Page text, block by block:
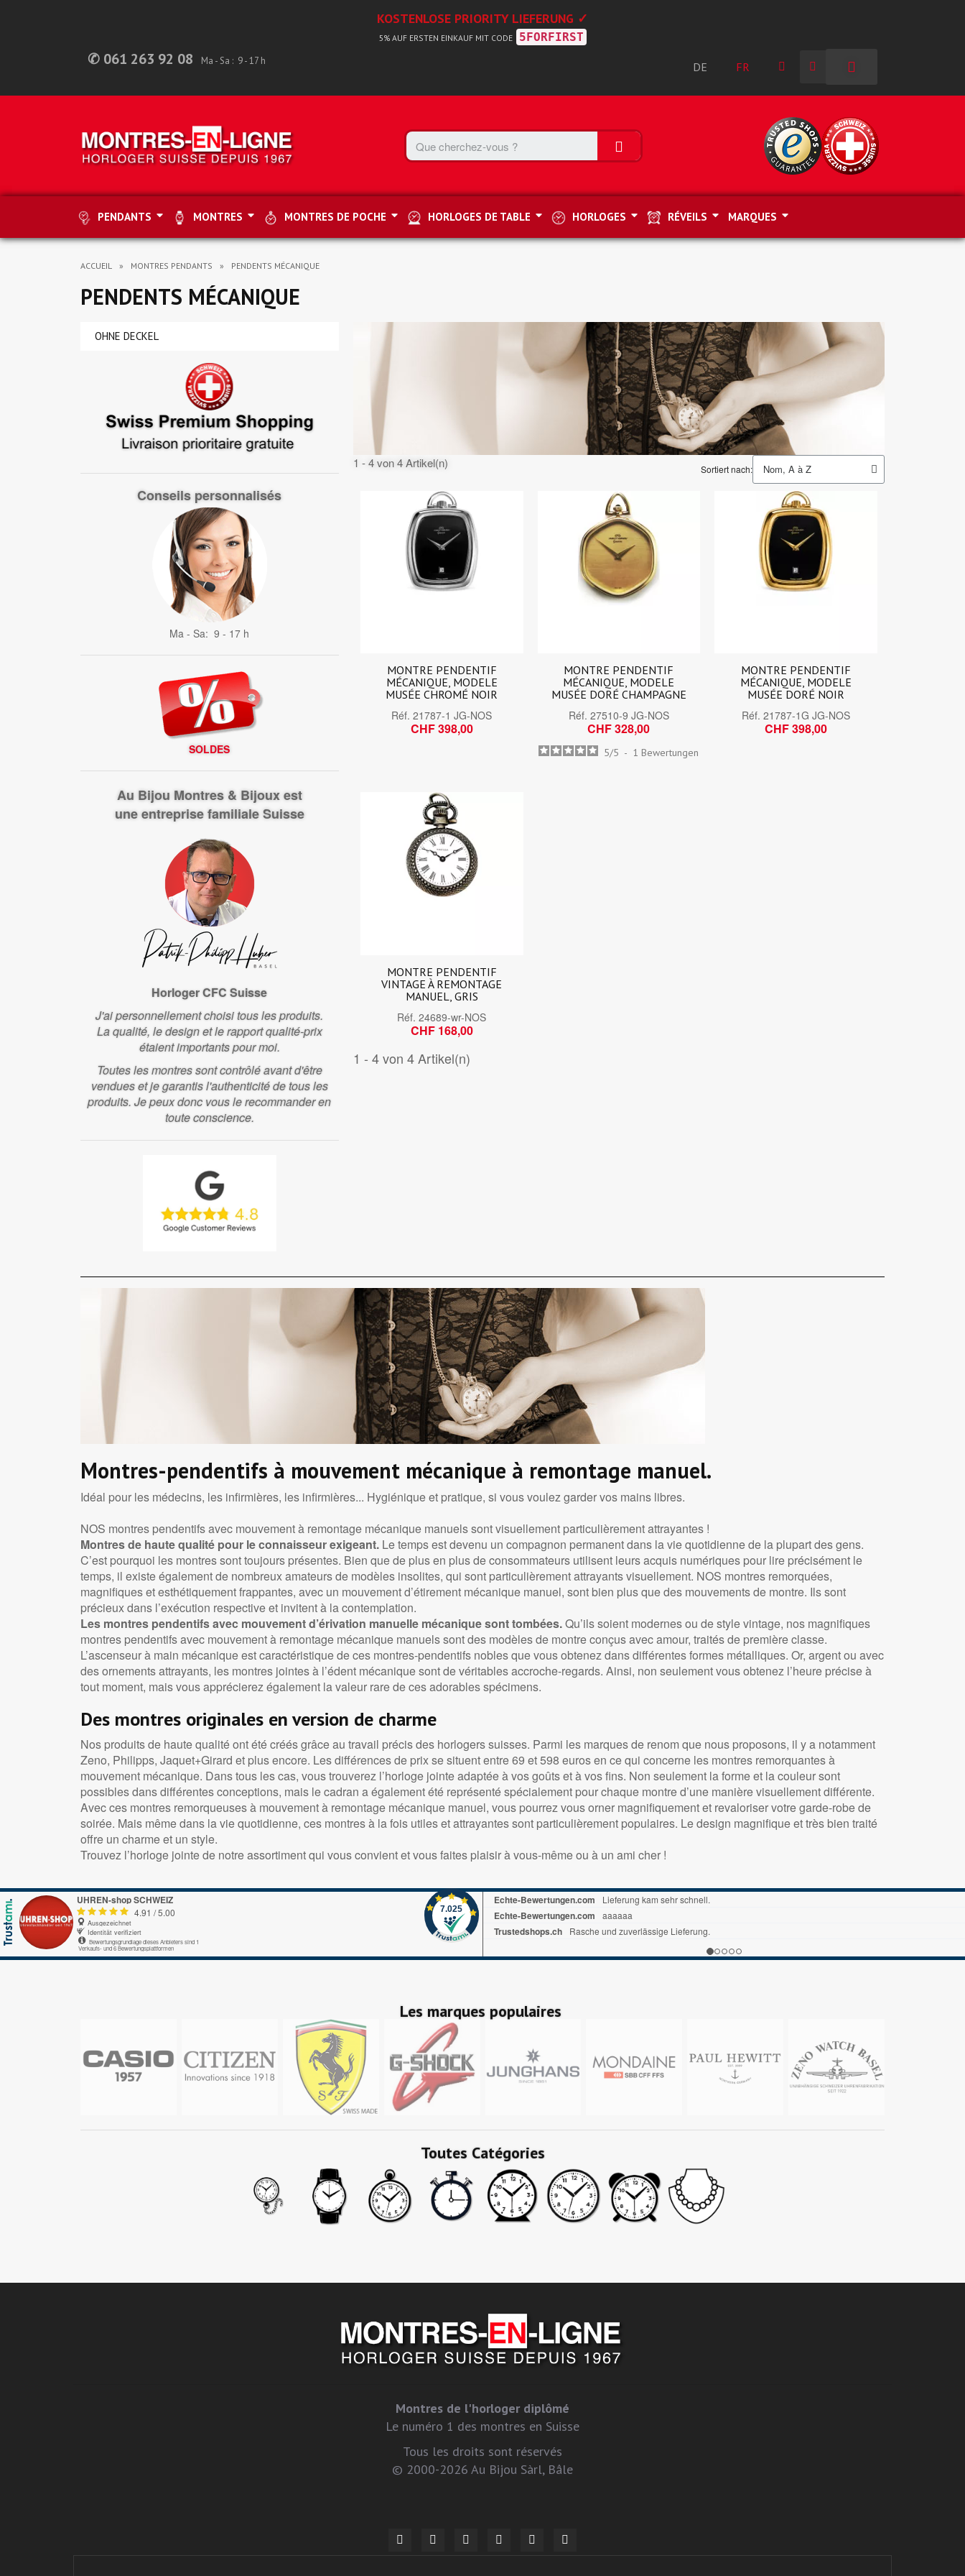
KOSTENLOSE PRIORITY LIEFERUNG ✓
5% AUF ERSTEN EINKAUF MIT CODE 5FORFIRST
✆ 061 263 92 08 Ma - Sa : 9 - 17 h DE FR
PENDANTS MONTRES MONTRES DE POCHE HORLOGES DE TABLE HORLOGES RÉVEILS MARQUES
ACCUEIL MONTRES PENDANTS PENDENTS MÉCANIQUE
PENDENTS MÉCANIQUE
OHNE DECKEL
Conseils personnalisés
Ma - Sa: 9 - 17 h
SOLDES
Au Bijou Montres & Bijoux est
une entreprise familiale Suisse
Horloger CFC Suisse
J'ai personnellement choisi tous les produits.
La qualité, le design et le rapport qualité-prix
étaient importants pour moi.
Toutes les montres sont contrôlé avant d'être
vendues et je garantis l'authenticité de tous les
produits. Je peux donc vous le recommander en
toute conscience.
1 - 4 von 4 Artikel(n) Sortiert nach:
MONTRE PENDENTIF
MÉCANIQUE, MODELE
MUSÉE CHROMÉ NOIR
Réf.21787-1 JG-NOS
CHF 398,00
MONTRE PENDENTIF
MÉCANIQUE, MODELE
MUSÉE DORÉ CHAMPAGNE
Réf. 27510-9 JG-NOS
CHF 328,00
5/5 - 1 Bewertungen
MONTRE PENDENTIF
MÉCANIQUE, MODELE
MUSÉE DORÉ NOIR
Réf.21787-1G JG-NOS
CHF 398,00
MONTRE PENDENTIF
VINTAGE À REMONTAGE
MANUEL, GRIS
Réf.24689-wr-NOS
CHF 168,00
1 - 4 von 4 Artikel(n)
Montres-pendentifs à mouvement mécanique à remontage manuel.
Idéal pour les médecins, les infirmières, les infirmières... Hygiénique et pratique, si vous voulez garder vos mains libres.
NOS montres pendentifs avec mouvement à remontage mécanique manuels sont visuellement particulièrement attrayantes !
Montres de haute qualité pour le connaisseur exigeant. Le temps est devenu un compagnon permanent dans la vie quotidienne de la plupart des gens.
C’est pourquoi les montres sont toujours présentes. Bien que de plus en plus de consommateurs utilisent leurs acquis numériques pour lire précisément le
temps, il existe également de nombreux amateurs de modèles insolites, qui sont particulièrement attrayants visuellement. NOS montres remorquées,
magnifiques et esthétiquement frappantes, avec un mouvement d’étirement mécanique manuel, sont bien plus que des mouvements de montre. Ils sont
précieux dans l’exécution respective et invitent à la contemplation.
Les montres pendentifs avec mouvement d’érivation manuelle mécanique sont tombées.Qu’ils soient modernes ou de style vintage, nos magnifiques
montres pendentifs avec mouvement à remontage mécanique manuels sont des modèles de montre conçus avec amour, traités de première classe.
L’ascenseur à main mécanique est caractéristique de ces montres-pendentifs nobles que vous obtenez dans différentes formes métalliques. Or, argent ou avec
des ornements attrayants, les montres jointes à l’édent mécanique sont de véritables accroche-regards. Ainsi, non seulement vous obtenez l’heure précise à
tout moment, mais vous apprécierez également la valeur rare de ces adorables spécimens.
Des montres originales en version de charme
Nos produits de haute qualité ont été créés grâce au travail précis des horlogers suisses. Parmi les marques de renom que nous proposons, il y a notamment
Zeno, Philipps, Jaquet+Girard et plus encore. Les différences de prix se situent entre 69 et 598 euros en ce qui concerne les montres remorquantes à
mouvement mécanique. Dans tous les cas, vous trouverez l’horloge jointe adaptée à vos goûts et à vos fins. Non seulement la forme et la couleur sont
possibles dans différentes conceptions, mais le cadran a également été représenté spécialement pour chaque montre d’une manière visuellement différente.
Avec ces montres remorqueuses à mouvement à remontage mécanique manuel, vous pourrez vous orner magnifiquement et revaloriser votre garde-robe de
soirée. Mais même dans la vie quotidienne, ces montres à la fois utiles et attrayantes sont particulièrement populaires. Le design magnifique et très bien traité
offre un charme et un style.
Trouvez l’horloge jointe de notre assortiment qui vous convient et vous faites plaisir à vous-même ou à un ami cher !
UHREN-shop SCHWEIZ
4.91 /5.00
Ausgezeichnet
Identität verifiziert
Bewertungsgrundlage dieses Anbieters sind 1
Verkaufs- und 6 Bewertungsplattformen
7.025
Echte-Bewertungen.com Lieferung kam sehr schnell.
Echte-Bewertungen.com aaaaaa
Trustedshops.ch Rasche und zuverlässige Lieferung.
Les marques populaires
Toutes Catégories
Montres de l'horloger diplômé
Le numéro 1 des montres en Suisse
Tous les droits sont réservés
© 2000-2026 Au Bijou Sàrl, Bâle